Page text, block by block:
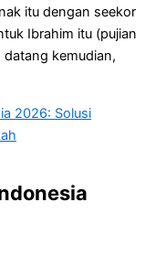
itu dengan seekor
Ibrahim itu (pujian
kemudian,
2026: Solusi